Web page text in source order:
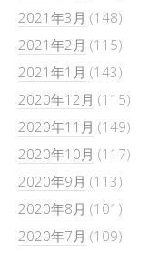
2021年3月 (148)
2021年2月 (115)
2021年1月 (143)
2020年12月 (115)
2020年11月 (149)
2020年10月 (117)
2020年9月 (113)
2020年8月 (101)
2020年7月 (109)